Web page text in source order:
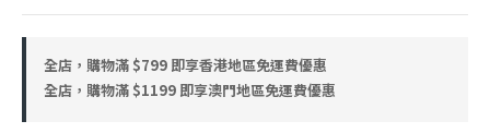
全店，購物滿 $799 即享香港地區免運費優惠
全店，購物滿 $1199 即享澳門地區免運費優惠